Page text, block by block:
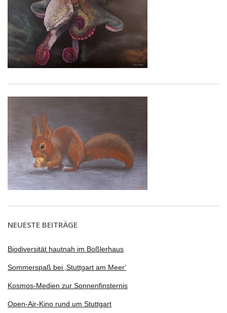
NEUESTE BEITRÄGE
Biodiversität hautnah im Boßlerhaus
Sommerspaß bei ‚Stuttgart am Meer‘
Kosmos-Medien zur Sonnenfinsternis
Open-Air-Kino rund um Stuttgart